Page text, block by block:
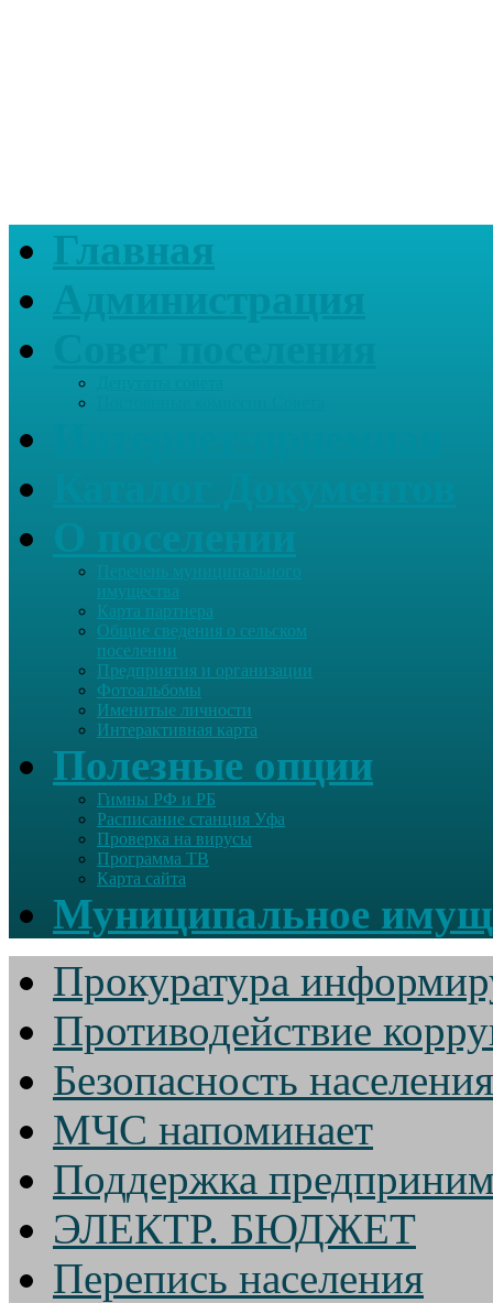
Главная
Перечень муниципального
имущества
Карта партнера
Общие сведения о сельском
поселении
Предприятия и организации
Фотоальбомы
Именитые личности
Интерактивная карта
Полезные опции
Гимны РФ и РБ
Расписание станция Уфа
Проверка на вирусы
Программа ТВ
Карта сайта
Муниципальное
Прокуратура
Противодействие
Безопасность населения
МЧС напоминает
Поддержка
ЭЛЕКТР. БЮДЖЕТ
Перепись населения